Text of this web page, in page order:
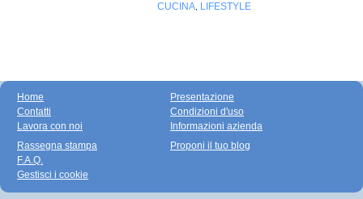
CUCINA LIFESTYLE
Home
Contatti
Lavora con noi
Presentazione
Condizioni d'uso
Informazioni azienda
Rassegna stampa
F.A.Q.
Gestisci i cookie
Proponi il tuo blog